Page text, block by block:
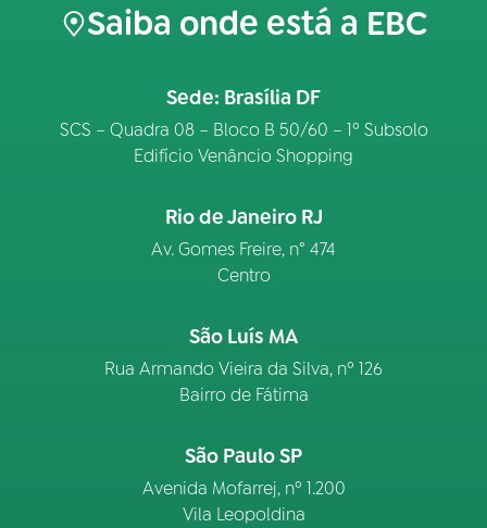
Saiba onde está a EBC
Sede: Brasília DF
SCS – Quadra 08 – Bloco B 50/60 – 1º Subsolo
Edifício Venâncio Shopping
Rio de Janeiro RJ
Av. Gomes Freire, n° 474
Centro
São Luís MA
Rua Armando Vieira da Silva, nº 126
Bairro de Fátima
São Paulo SP
Avenida Mofarrej, nº 1.200
Vila Leopoldina